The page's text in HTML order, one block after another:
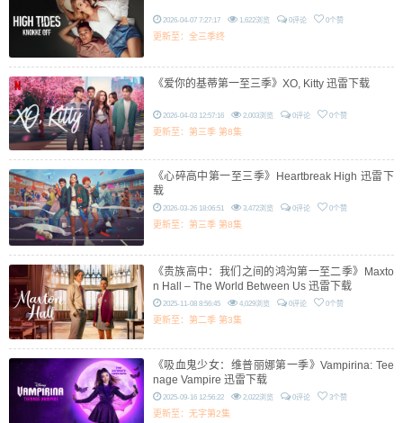
2026-04-07 7:27:17 1,622浏览 0评论 0个赞
更新至：全三季终
《爱你的基蒂第一至三季》XO, Kitty 迅雷下载
2026-04-03 12:57:16 2,003浏览 0评论 0个赞
更新至：第三季 第8集
《心碎高中第一至三季》Heartbreak High 迅雷下
载
2026-03-26 18:06:51 3,472浏览 0评论 0个赞
更新至：第三季 第8集
《贵族高中：我们之间的鸿沟第一至二季》Maxto
n Hall – The World Between Us 迅雷下载
2025-11-08 8:56:45 4,029浏览 0评论 0个赞
更新至：第二季 第3集
《吸血鬼少女：维普丽娜第一季》Vampirina: Tee
nage Vampire 迅雷下载
2025-09-16 12:56:22 2,022浏览 0评论 3个赞
更新至：无字第2集